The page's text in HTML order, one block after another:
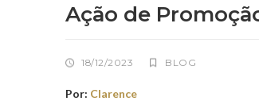
Ação de
18/12/2023 BLOG
Por: Clarence